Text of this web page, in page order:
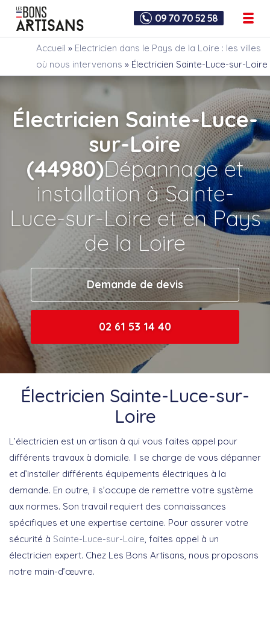
09 70 70 52 58
Accueil » Electricien dans le Pays de la Loire : les villes
où nous intervenons » Électricien Sainte-Luce-sur-Loire
Électricien Sainte-Luce-
sur-Loire
(44980)Dépannage et
installation à Sainte-
Luce-sur-Loire et en Pays
de la Loire
Demande de devis
02 61 53 14 40
Électricien Sainte-Luce-sur-
Loire
L’électricien est un artisan à qui vous faites appel pour
différents travaux à domicile. Il se charge de vous dépanner
et d’installer différents équipements électriques à la
demande. En outre, il s’occupe de remettre votre système
aux normes. Son travail requiert des connaissances
spécifiques et une expertise certaine. Pour assurer votre
sécurité à Sainte-Luce-sur-Loire , faites appel à un
électricien expert. Chez Les Bons Artisans, nous proposons
notre main-d’œuvre.